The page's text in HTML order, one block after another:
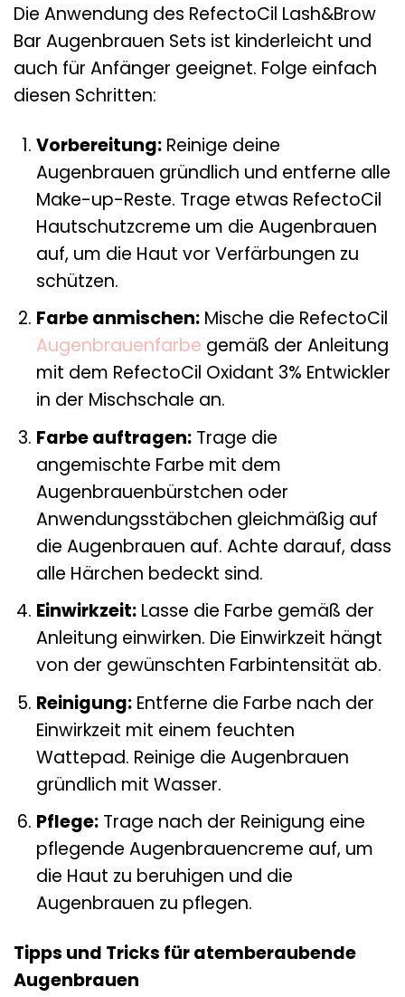
Die Anwendung des RefectoCil Lash&Brow
Bar Augenbrauen Sets ist kinderleicht und
auch für Anfänger geeignet. Folge einfach
diesen Schritten:
Vorbereitung:Reinige deine
Augenbrauen gründlich und entferne alle
Make-up-Reste. Trage etwas RefectoCil
Hautschutzcreme um die Augenbrauen
auf, um die Haut vor Verfärbungen zu
schützen.
Farbe anmischen:Mische die RefectoCil
Augenbrauenfarbe gemäß der Anleitung
mit dem RefectoCil Oxidant 3% Entwickler
in der Mischschale an.
Farbe auftragen:Trage die
angemischte Farbe mit dem
Augenbrauenbürstchen oder
Anwendungsstäbchen gleichmäßig auf
die Augenbrauen auf. Achte darauf, dass
alle Härchen bedeckt sind.
Einwirkzeit:Lasse die Farbe gemäß der
Anleitung einwirken. Die Einwirkzeit hängt
von der gewünschten Farbintensität ab.
Reinigung:Entferne die Farbe nach der
Einwirkzeit mit einem feuchten
Wattepad. Reinige die Augenbrauen
gründlich mit Wasser.
Pflege:Trage nach der Reinigung eine
pflegende Augenbrauencreme auf, um
die Haut zu beruhigen und die
Augenbrauen zu pflegen.
Tipps und Tricks für atemberaubende
Augenbrauen